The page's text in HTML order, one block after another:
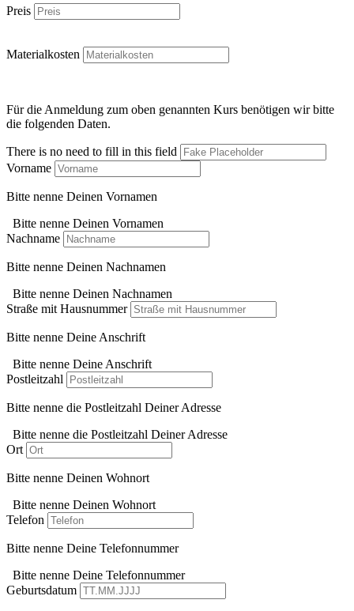
Preis
Materialkosten
Für die Anmeldung zum oben genannten Kurs benötigen wir bitte
die folgenden Daten.
There is no need to fill in this field
Vorname
Bitte nenne Deinen Vornamen
Bitte nenne Deinen Vornamen
Nachname
Bitte nenne Deinen Nachnamen
Bitte nenne Deinen Nachnamen
Straße mit Hausnummer
Bitte nenne Deine Anschrift
Bitte nenne Deine Anschrift
Postleitzahl
Bitte nenne die Postleitzahl Deiner Adresse
Bitte nenne die Postleitzahl Deiner Adresse
Ort
Bitte nenne Deinen Wohnort
Bitte nenne Deinen Wohnort
Telefon
Bitte nenne Deine Telefonnummer
Bitte nenne Deine Telefonnummer
Geburtsdatum